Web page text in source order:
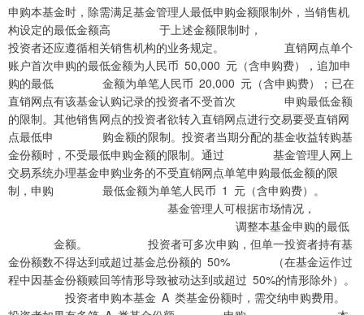
申购本基金时，除需满足基金管理人最低申购金额限制外，当销售机
构设定的最低金额高 于上述金额限制时，
投资者还应遵循相关销售机构的业务规定。 直销网点单个
账户首次申购的最低金额为人民币 50,000 元（含申购费），追加申
购的最低 金额为单笔人民币 20,000 元（含申购费）；已在
直销网点有该基金认购记录的投资者不受首次 申购最低金额
的限制。其他销售网点的投资者欲转入直销网点进行交易要受直销网
点最低申 购金额的限制。投资者当期分配的基金收益转购基
金份额时，不受最低申购金额的限制。通过 基金管理人网上
交易系统办理基金申购业务的不受直销网点单笔申购最低金额的限
制，申购 最低金额为单笔人民币 1 元（含申购费）。
基金管理人可根据市场情况，
调整本基金申购的最低
金额。 投资者可多次申购，但单一投资者持有基
金份额数不得达到或超过基金总份额的 50% （在基金运作过
程中因基金份额赎回等情形导致被动达到或超过 50%的情形除外）。
投资者申购本基金 A 类基金份额时，需交纳申购费用。